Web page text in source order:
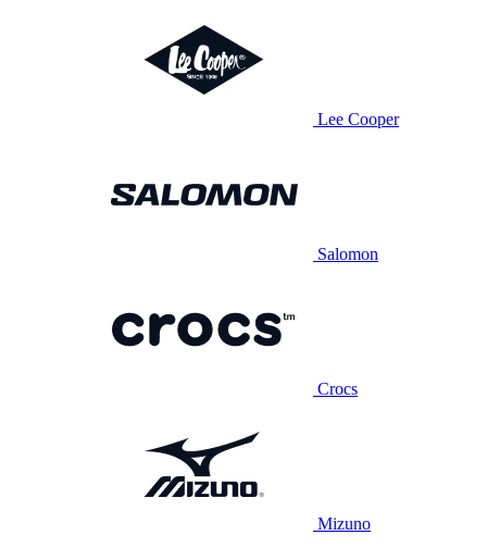
Lee Cooper
Salomon
Crocs
Mizuno